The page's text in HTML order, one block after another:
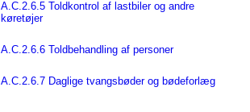
A.C.2.6.5 Toldkontrol af lastbiler og andre
køretøjer
A.C.2.6.6 Toldbehandling af personer
A.C.2.6.7 Daglige tvangsbøder og bødeforlæg